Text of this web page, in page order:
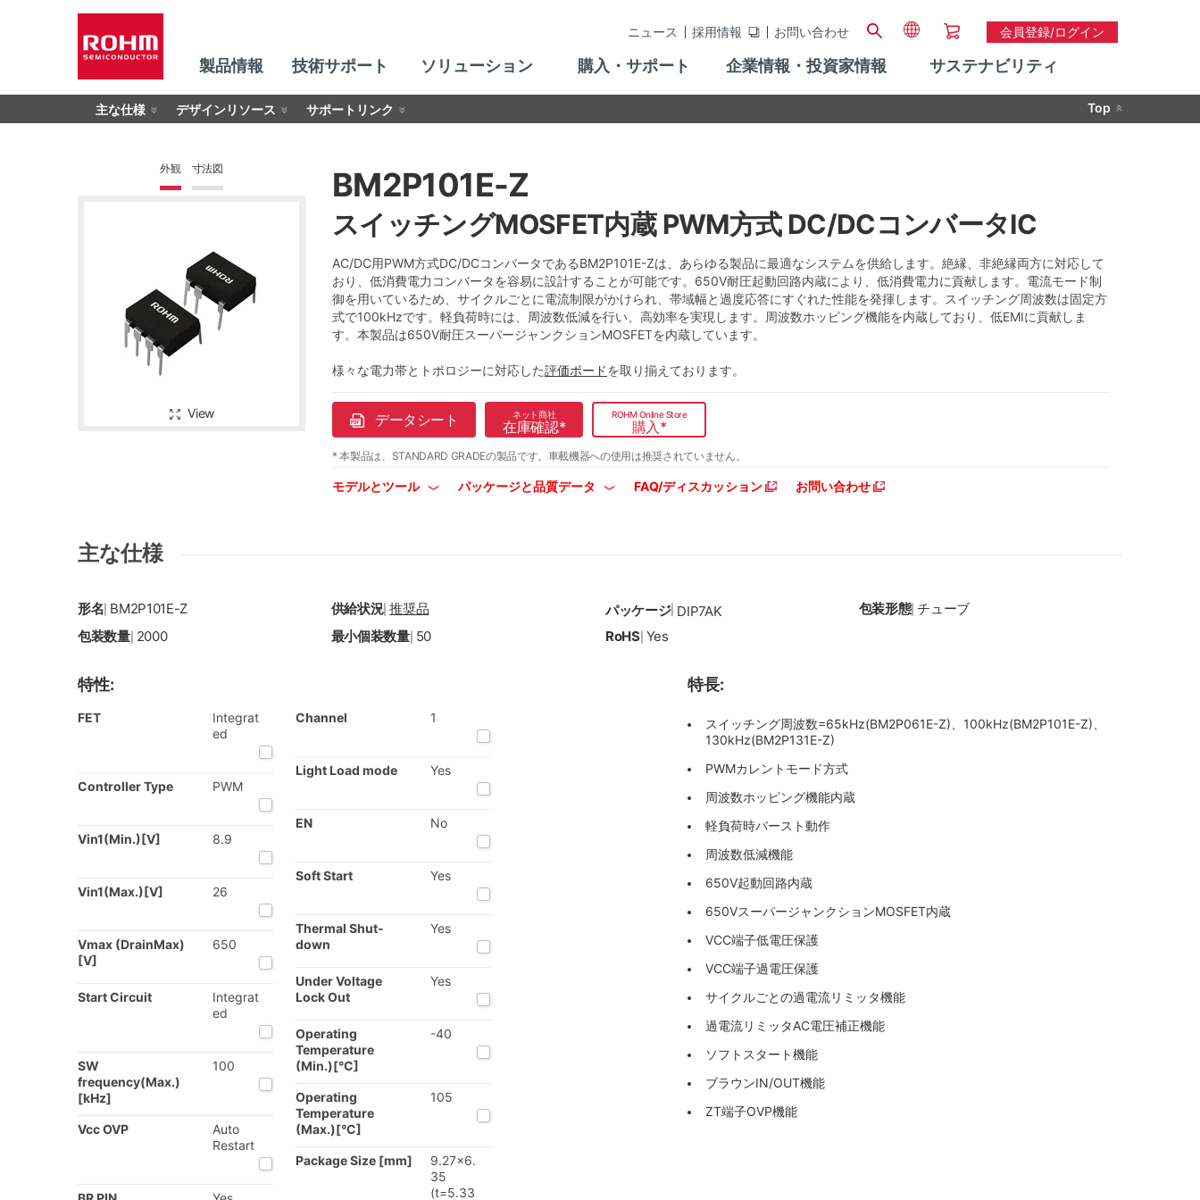
ニュース 採用情報 お問い合わせ 会員登録/ログイン
製品情報 技術サポート ソリューション 購入・サポート 企業情報・投資家情報 サステナビリティ
主な仕様 デザインリソース サポートリンク Top
外観 寸法図
View
BM2P101E-Z
スイッチングMOSFET内蔵 PWM方式 DC/DCコンバータIC
AC/DC用PWM方式DC/DCコンバータであるBM2P101E-Zは、あらゆる製品に最適なシステムを供給します。絶縁、非絶縁両方に対応して
おり、低消費電力コンバータを容易に設計することが可能です。650V耐圧起動回路内蔵により、低消費電力に貢献します。電流モード制
御を用いているため、サイクルごとに電流制限がかけられ、帯域幅と過度応答にすぐれた性能を発揮します。スイッチング周波数は固定方
式で100kHzです。軽負荷時には、周波数低減を行い、高効率を実現します。周波数ホッピング機能を内蔵しており、低EMIに貢献しま
す。本製品は650V耐圧スーパージャンクションMOSFETを内蔵しています。
様々な電力帯とトポロジーに対応した評価ボードを取り揃えております。
データシート ネット商社
在庫確認*
ROHM Online Store
購入*
* 本製品は、STANDARD GRADEの製品です。 車載機器への使用は推奨されていません。
モデルとツール パッケージと品質データ FAQ/ディスカッション お問い合わせ
主な仕様
形名 BM2P101E-Z 供給状況|推奨品 パッケージ| DIP7AK 包装形態|チューブ
包装数量| 2000 最小個装数量| 50 RoHS| Yes
特性:
FET
Integrat
ed
Controller Type PWM
Vin1(Min.)[V] 8.9
Vin1(Max.)[V] 26
Vmax (DrainMax)
[V]
650
Start Circuit
Integrat
ed
SW
frequency(Max.)
[kHz]
100
Vcc OVP
Auto
Restart
Channel 1
Light Load mode Yes
EN No
Soft Start Yes
Thermal Shut-
down
Yes
Under Voltage
Lock Out
Yes
Operating
Temperature
(Min.)[°C]
-40
Operating
Temperature
(Max.)[°C]
105
Package Size [mm]
9.27x6.
35
(t=5.33
特長:
スイッチング周波数=65kHz(BM2P061E-Z)、100kHz(BM2P101E-Z)、
130kHz(BM2P131E-Z)
PWMカレントモード方式
周波数ホッピング機能内蔵
軽負荷時バースト動作
周波数低減機能
650V起動回路内蔵
650VスーパージャンクションMOSFET内蔵
VCC端子低電圧保護
VCC端子過電圧保護
サイクルごとの過電流リミッタ機能
過電流リミッタAC電圧補正機能
ソフトスタート機能
ブラウンIN/OUT機能
ZT端子OVP機能